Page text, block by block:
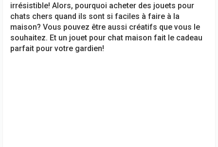
irrésistible! Alors, pourquoi acheter des jouets pour
chats chers quand ils sont si faciles à faire à la
maison? Vous pouvez être aussi créatifs que vous le
souhaitez. Et un jouet pour chat maison fait le cadeau
parfait pour votre gardien!